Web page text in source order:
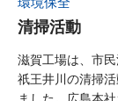
清掃活動
滋賀工場は、市
祇王井川の清掃
ました。広島本